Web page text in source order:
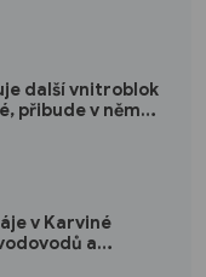
další vnitroblok
přibude v něm
v Karviné
a